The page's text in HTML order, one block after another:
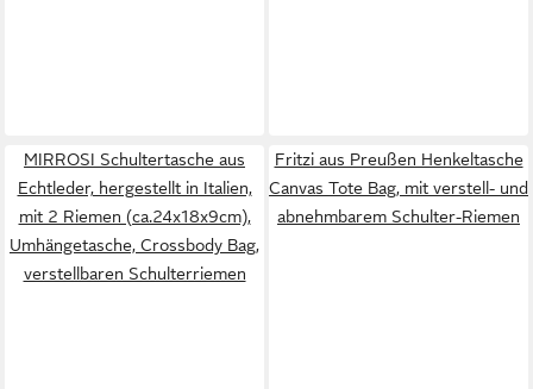
MIRROSI Schultertasche aus
Echtleder, hergestellt in Italien,
mit 2 Riemen (ca.24x18x9cm),
Umhängetasche, Crossbody Bag,
verstellbaren Schulterriemen
Fritzi aus Preußen Henkeltasche
Canvas Tote Bag, mit verstell- und
abnehmbarem Schulter-Riemen